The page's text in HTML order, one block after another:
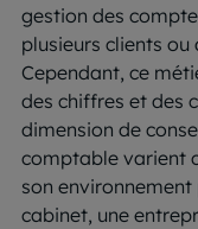
gestion des
plusieurs clients ou
Cependant, ce
des chiffres et des
dimension de
comptable varient
son
cabinet, une